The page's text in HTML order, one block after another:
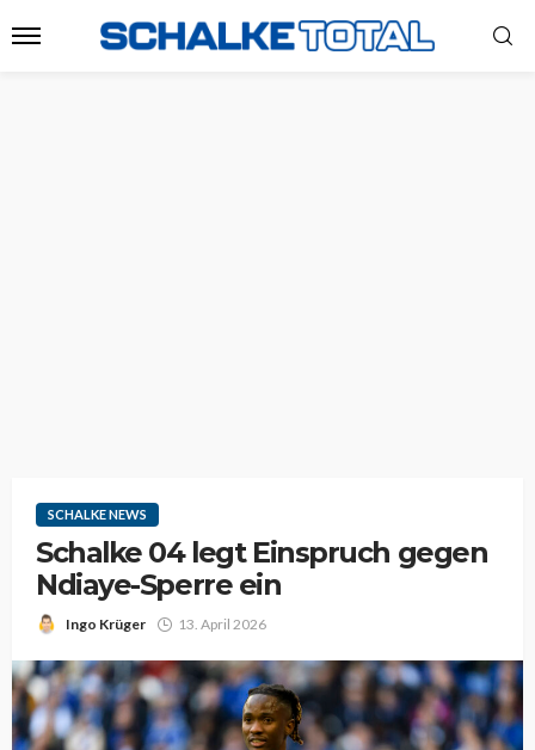
SCHALKE NEWS
Schalke 04 legt Einspruch gegen
Ndiaye-Sperre ein
Ingo Krüger 13. April 2026